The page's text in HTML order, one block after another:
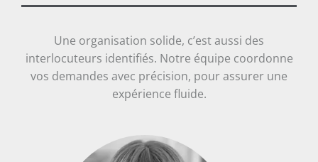
Une organisation solide, c’est aussi des
interlocuteurs identifiés. Notre équipe coordonne
vos demandes avec précision, pour assurer une
expérience fluide.